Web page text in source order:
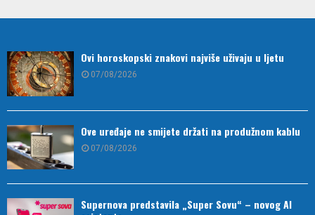
Ovi horoskopski znakovi najviše uživaju u ljetu
07/08/2026
Ove uređaje ne smijete držati na produžnom kablu
07/08/2026
Supernova predstavila „Super Sovu“ – novog AI